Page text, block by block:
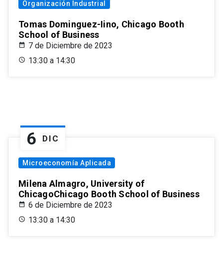
Organización Industrial
Tomas Dominguez-Iino, Chicago Booth
School of Business
7 de Diciembre de 2023
13:30 a 14:30
6 DIC
Microeconomía Aplicada
Milena Almagro, University of
ChicagoChicago Booth School of Business
6 de Diciembre de 2023
13:30 a 14:30